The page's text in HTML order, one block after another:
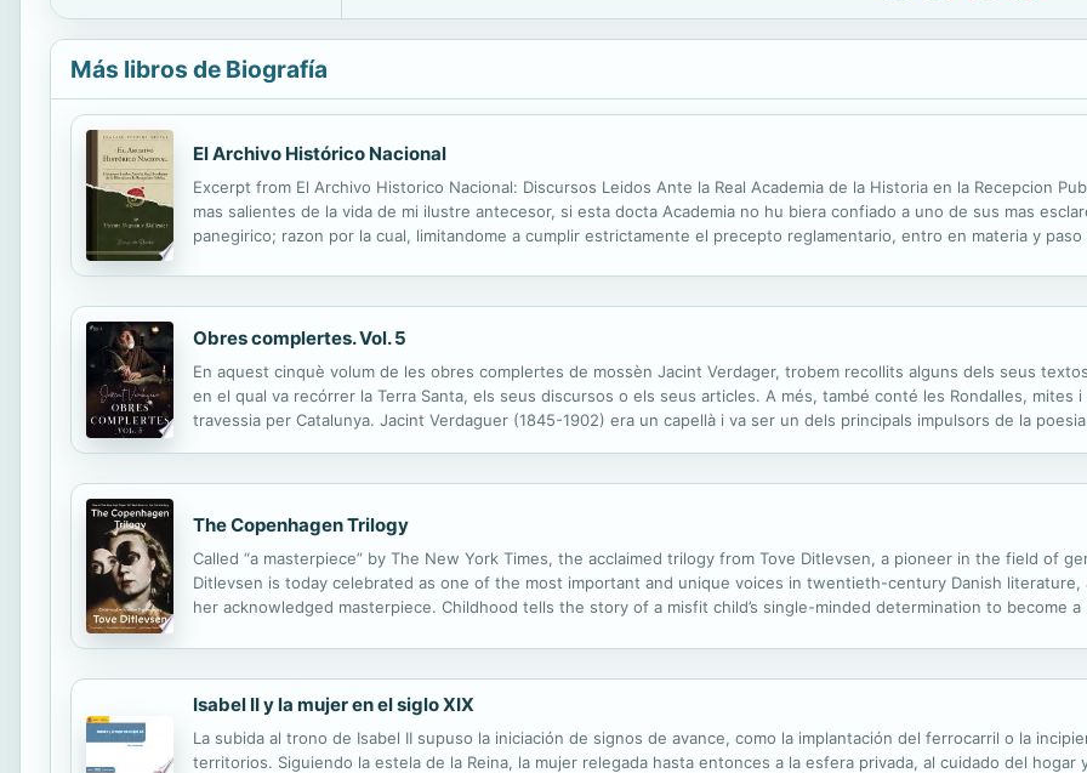
Más libros de Biografía
El Archivo Histórico Nacional
Excerpt from El Archivo Historico Nacional: Discursos Leidos Ante la Real Academia de la Historia en la Recepcion
mas salientes de la vida de mi ilustre antecesor, si esta docta Academia no hu biera confiado a uno de sus mas
panegirico; razon por la cual, limitandome a cumplir estrictamente el precepto reglamentario, entro en materia y
Obres complertes. Vol. 5
En aquest cinquè volum de les obres complertes de mossèn Jacint Verdager, trobem recollits alguns dels seus
en el qual va recórrer la Terra Santa, els seus discursos o els seus articles. A més, també conté les Rondalles, mites
travessia per Catalunya. Jacint Verdaguer (1845-1902) era un capellà i va ser un dels principals impulsors de la
The Copenhagen Trilogy
Called “a masterpiece” by The New York Times, the acclaimed trilogy from Tove Ditlevsen, a pioneer in the field of
Ditlevsen is today celebrated as one of the most important and unique voices in twentieth-century Danish literature,
her acknowledged masterpiece. Childhood tells the story of a misfit child’s single-minded determination to become
Isabel II y la mujer en el siglo XIX
La subida al trono de Isabel II supuso la iniciación de signos de avance, como la implantación del ferrocarril o la
territorios. Siguiendo la estela de la Reina, la mujer relegada hasta entonces a la esfera privada, al cuidado del